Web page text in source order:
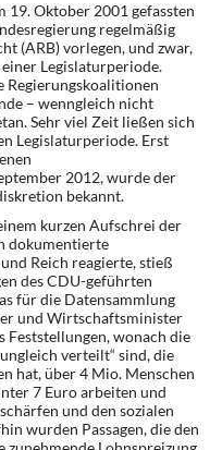
19. Oktober 2001 gefassten
regelmäßig
(ARB) vorlegen, und zwar,
Legislaturperiode.
Regierungskoalitionen
– wenn­gleich nicht
Sehr viel Zeit ließen sich
Legislaturperiode. Erst
2012, wurde der
bekannt.
kurzen Aufschrei der
dokumentierte
Reich reagierte, stieß
des CDU-geführten
für die Datensammlung
und Wirtschaftsminister
wonach die
verteilt“ sind, die
hat, über 4 Mio. Menschen
7 Euro arbeiten und
und den sozialen
wurden Passagen, die den